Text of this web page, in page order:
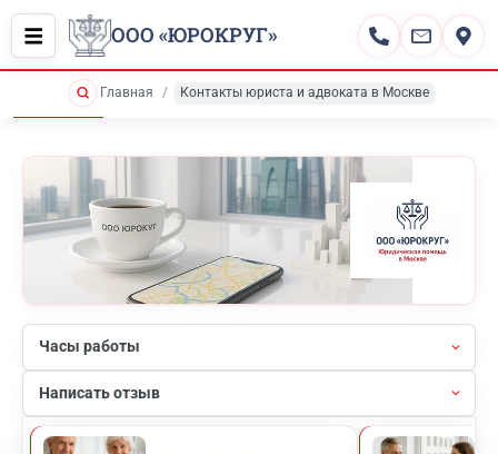
ООО «ЮРОКРУГ»
Главная Контакты юриста и адвоката в Москве
Часы работы
Написать отзыв